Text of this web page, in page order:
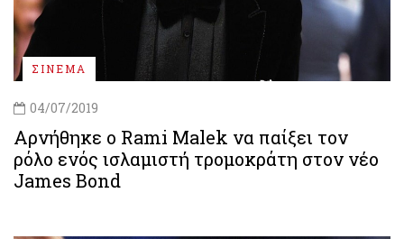
ΣΙΝΕΜΑ
04/07/2019
Αρνήθηκε ο Rami Malek να παίξει τον
ρόλο ενός ισλαμιστή τρομοκράτη στον νέο
James Bond